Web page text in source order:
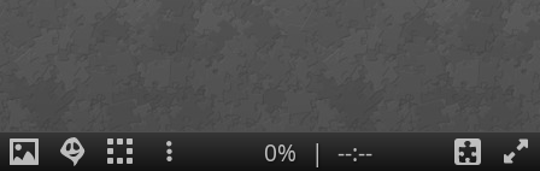
0% | --:--